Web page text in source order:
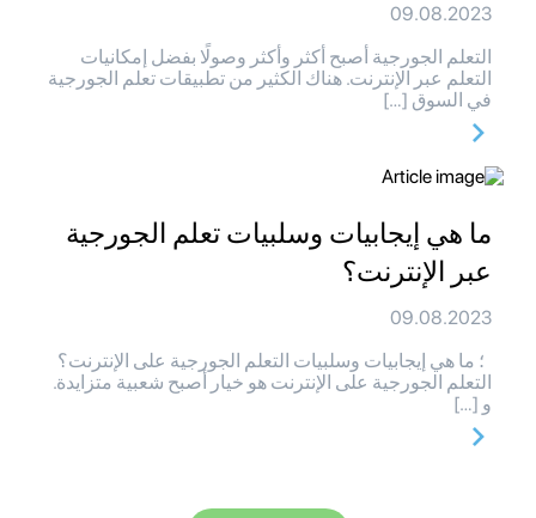
09.08.2023
التعلم الجورجية أصبح أكثر وأكثر وصولًا بفضل إمكانيات
التعلم عبر الإنترنت. هناك الكثير من تطبيقات تعلم الجورجية
في السوق […]
ما هي إيجابيات وسلبيات تعلم الجورجية
عبر الإنترنت؟
09.08.2023
؛ ما هي إيجابيات وسلبيات التعلم الجورجية على الإنترنت؟
التعلم الجورجية على الإنترنت هو خيار أصبح شعبية متزايدة.
و […]